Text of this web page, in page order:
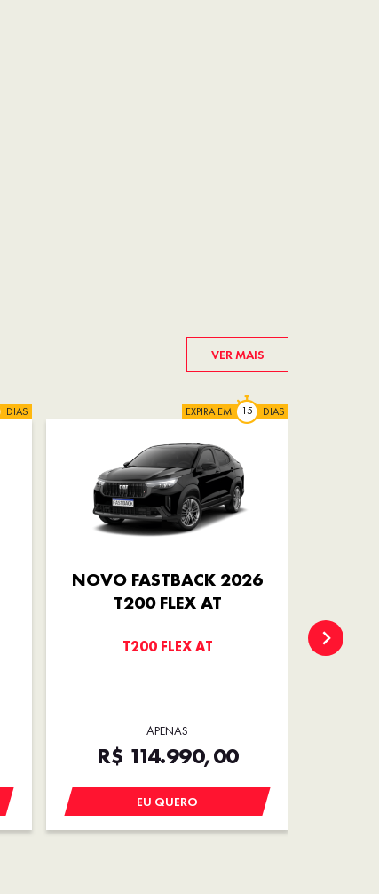
VER MAIS
DIAS EXPIRA EM DIAS
NOVO FASTBACK 2026
T200 FLEX AT
T200 FLEX AT
APENAS
R$ 114.990,00
EU QUERO